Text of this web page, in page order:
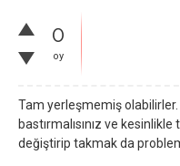
0
oy
Tam yerleşmemiş olabilirler.
bastırmalısınız ve kesinlikle
değiştirip takmak da